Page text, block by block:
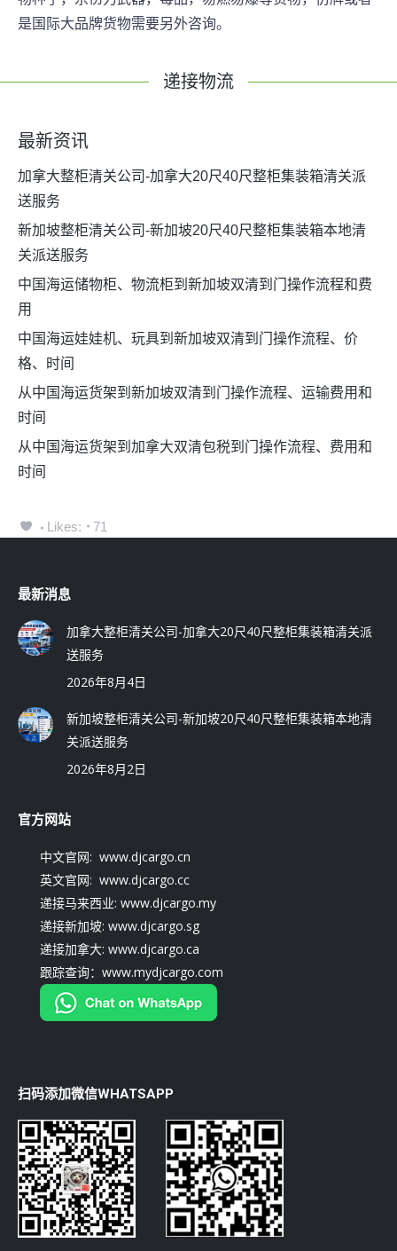
是国际大品牌货物需要另外咨询。
递接物流
最新资讯
加拿大整柜清关公司-加拿大20尺40尺整柜集装箱清关派
送服务
新加坡整柜清关公司-新加坡20尺40尺整柜集装箱本地清
关派送服务
中国海运储物柜、物流柜到新加坡双清到门操作流程和费
用
中国海运娃娃机、玩具到新加坡双清到门操作流程、价
格、时间
从中国海运货架到新加坡双清到门操作流程、运输费用和
时间
从中国海运货架到加拿大双清包税到门操作流程、费用和
时间
Likes: 71
最新消息
加拿大整柜清关公司-加拿大20尺40尺整柜集装箱清关派
送服务
2026年8月4日
新加坡整柜清关公司-新加坡20尺40尺整柜集装箱本地清
关派送服务
2026年8月2日
官方网站
中文官网: www.djcargo.cn
英文官网: www.djcargo.cc
递接马来西业: www.djcargo.my
递接新加坡: www.djcargo.sg
递接加拿大: www.djcargo.ca
跟踪查询：www.mydjcargo.com
扫码添加微信WHATSAPP